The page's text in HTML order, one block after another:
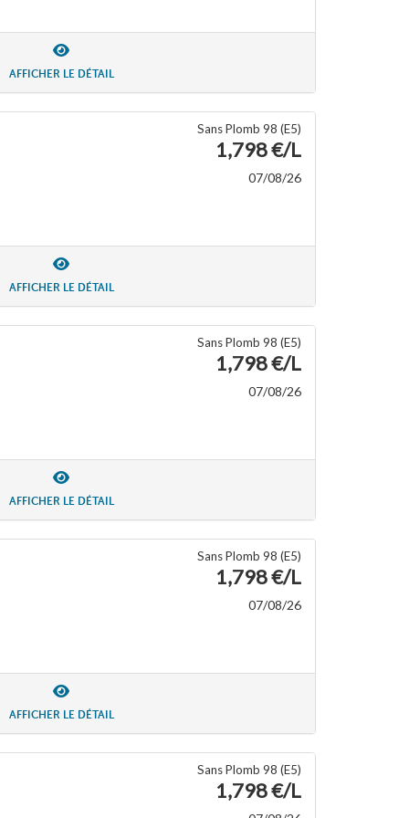
AFFICHER LE DÉTAIL
Sans Plomb 98 (E5)
1,798 €/L
07/08/26
AFFICHER LE DÉTAIL
Sans Plomb 98 (E5)
1,798 €/L
07/08/26
AFFICHER LE DÉTAIL
Sans Plomb 98 (E5)
1,798 €/L
07/08/26
AFFICHER LE DÉTAIL
Sans Plomb 98 (E5)
1,798 €/L